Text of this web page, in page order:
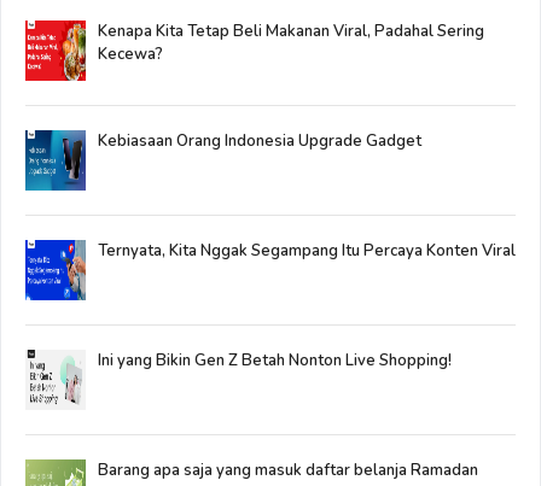
Kenapa Kita Tetap Beli Makanan Viral, Padahal Sering
Kecewa?
Kebiasaan Orang Indonesia Upgrade Gadget
Ternyata, Kita Nggak Segampang Itu Percaya Konten Viral
Ini yang Bikin Gen Z Betah Nonton Live Shopping!
Barang apa saja yang masuk daftar belanja Ramadan